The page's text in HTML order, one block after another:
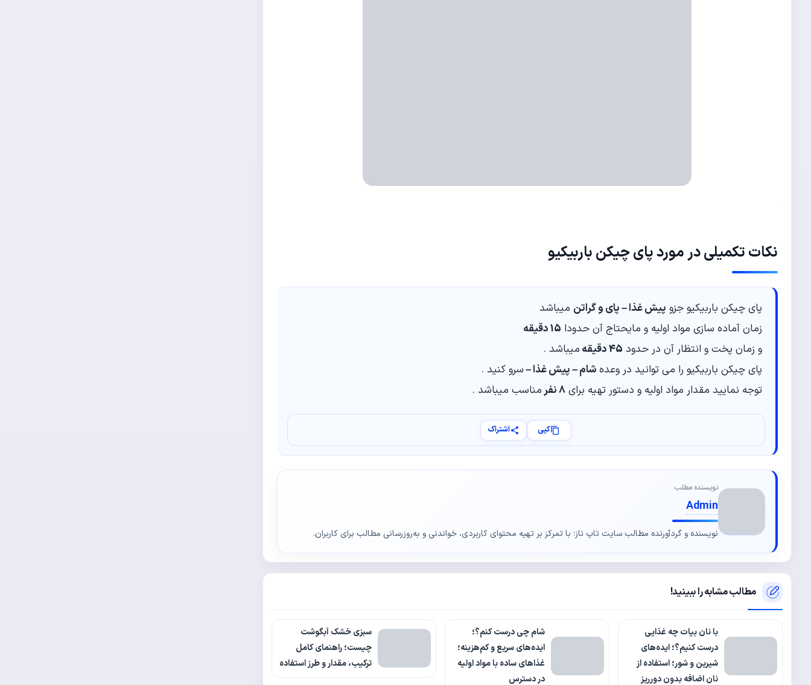
نکات تکمیلی در مورد پای چیکن باربیکیو
پای چیکن باربیکیو جزو پیش غذا – پای و گراتن میباشد
زمان آماده سازی مواد اولیه و مایحتاج آن حدودا 15 دقیقه
و زمان پخت و انتظار آن در حدود 45 دقیقه
میباشد .
پای چیکن باربیکیو را می توانید در وعدهشام – پیش غذا –سرو کنید .
توجه نمایید مقدار مواد اولیه و دستور تهیه برای8 نفر مناسب میباشد .
کپی اشتراک
نویسنده مطلب
Admin
نویسنده و گردآورنده مطالب سایت تاپ ناز؛ با تمرکز بر تهیه محتوای کاربردی، خواندنی و به‌روزرسانی مطالب برای کاربران.
مطالب مشابه را ببینید!
با نان بیات چه غذایی
درست کنیم؟؛ ایده‌های
شیرین و شور؛ استفاده از
نان اضافه بدون دورریز
شام چی درست کنم؟؛
ایده‌های سریع و کم‌هزینه؛
غذاهای ساده با مواد اولیه
در دسترس
سبزی خشک آبگوشت
چیست؛ راهنمای کامل
ترکیب، مقدار و طرز استفاده